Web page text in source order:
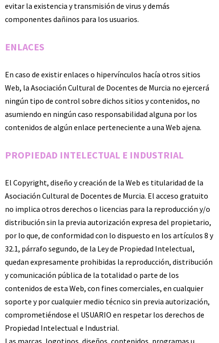
evitar la existencia y transmisión de virus y demás
componentes dañinos para los usuarios.
ENLACES
En caso de existir enlaces o hipervínculos hacía otros sitios
Web, la Asociación Cultural de Docentes de Murcia no ejercerá
ningún tipo de control sobre dichos sitios y contenidos, no
asumiendo en ningún caso responsabilidad alguna por los
contenidos de algún enlace perteneciente a una Web ajena.
PROPIEDAD INTELECTUAL E INDUSTRIAL
El Copyright, diseño y creación de la Web es titularidad de la
Asociación Cultural de Docentes de Murcia. El acceso gratuito
no implica otros derechos o licencias para la reproducción y/o
distribución sin la previa autorización expresa del propietario,
por lo que, de conformidad con lo dispuesto en los artículos 8 y
32.1, párrafo segundo, de la Ley de Propiedad Intelectual,
quedan expresamente prohibidas la reproducción, distribución
y comunicación pública de la totalidad o parte de los
contenidos de esta Web, con fines comerciales, en cualquier
soporte y por cualquier medio técnico sin previa autorización,
comprometiéndose el USUARIO en respetar los derechos de
Propiedad Intelectual e Industrial.
Las marcas, logotipos, diseños, contenidos, programas u